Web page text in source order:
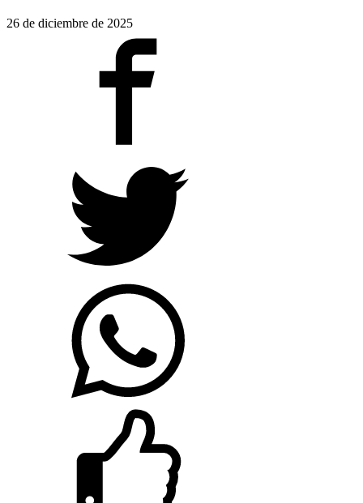
26 de diciembre de 2025